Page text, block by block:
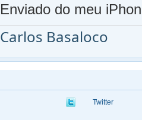
Enviado do meu
Carlos Basaloco
Twitter